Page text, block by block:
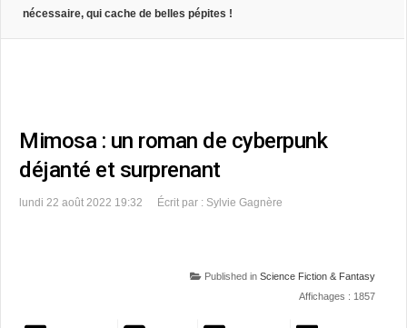
nécessaire, qui cache de belles pépites !
Mimosa : un roman de cyberpunk
déjanté et surprenant
lundi 22 août 2022 19:32 Écrit par : Sylvie Gagnère
Published in Science Fiction & Fantasy
Affichages : 1857